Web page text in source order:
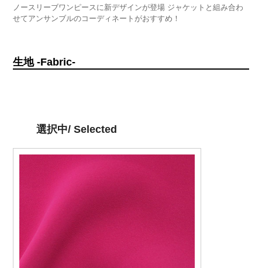
ノースリーブワンピースに新デザインが登場 ジャケットと組み合わ
せてアンサンブルのコーディネートがおすすめ！
生地 -Fabric-
選択中/ Selected